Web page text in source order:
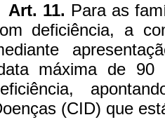
Art. 11. Para as
deficiência, a
máxima de 90
(CID) que